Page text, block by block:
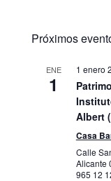
Próximos
ENE
1
1 enero
Albert
Casa
Calle
Alicante
965 12